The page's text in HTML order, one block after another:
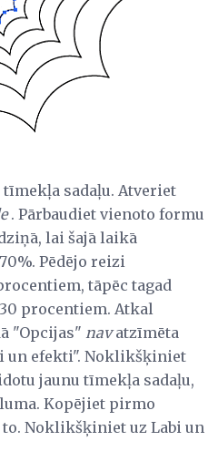
sadaļu. Atveriet
. Pārbaudiet vienoto formu
lai šajā laikā
Pēdējo reizi
tāpēc tagad
procentiem. Atkal
"Opcijas" navatzīmēta
un efekti". Noklikšķiniet
jaunu tīmekļa sadaļu,
Kopējiet pirmo
Noklikšķiniet uz Labi un